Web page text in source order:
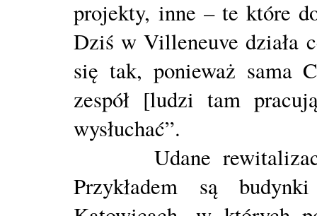
projekty, inne – te które
Dziś w Villeneuve działa
się tak, ponieważ sama
zespół [ludzi tam
wysłuchać”.
Udane rewitalizacje
Przykładem są